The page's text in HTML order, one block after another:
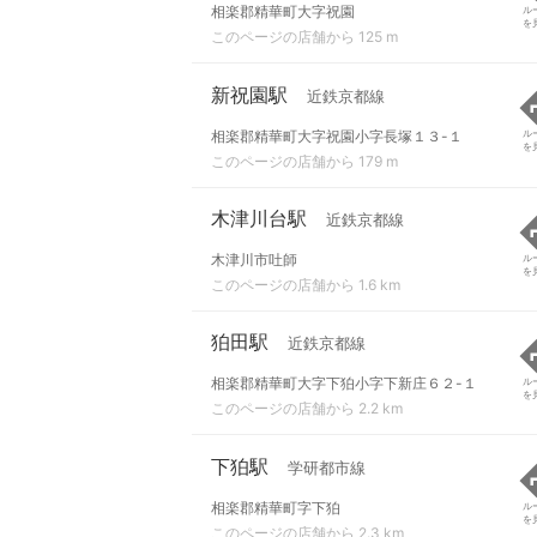
相楽郡精華町大字祝園
このページの店舗から 125 m
ル
を
新祝園駅 近鉄京都線
相楽郡精華町大字祝園小字長塚１３-１
このページの店舗から 179 m
ル
を
木津川台駅 近鉄京都線
木津川市吐師
このページの店舗から 1.6 km
ル
を
狛田駅 近鉄京都線
相楽郡精華町大字下狛小字下新庄６２-１
このページの店舗から 2.2 km
ル
を
下狛駅 学研都市線
相楽郡精華町字下狛
このページの店舗から 2.3 km
ル
を